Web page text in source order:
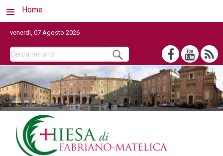
Home
venerdì, 07 Agosto 2026